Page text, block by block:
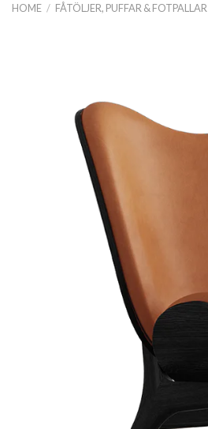
HOME / FÅTÖLJER, PUFFAR & FOTPALLAR